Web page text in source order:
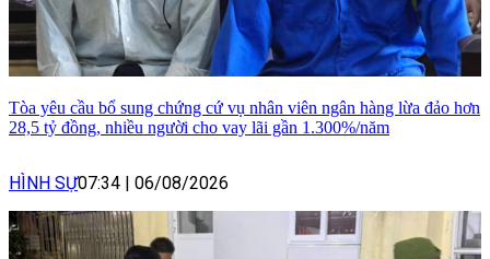
Tòa yêu cầu bổ sung chứng cứ vụ nhân viên ngân hàng lừa đảo hơn
28,5 tỷ đồng, nhiều người cho vay lãi gần 1.300%/năm
HÌNH SỰ07:34 06/08/2026